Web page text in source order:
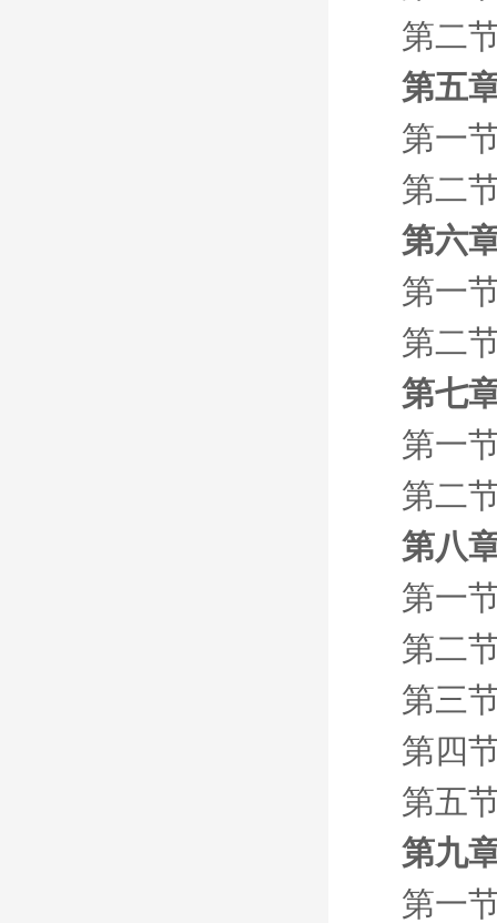
第二
第五
第一
第二
第六
第一
第二
第七
第一
第二
第八
第一
第二
第三
第四
第五
第九
第一